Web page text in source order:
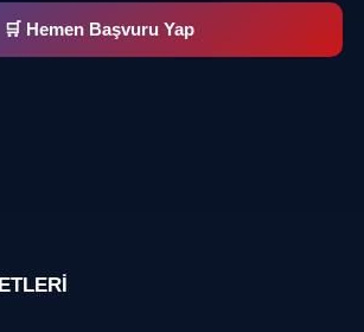
🛒 Hemen Başvuru Yap